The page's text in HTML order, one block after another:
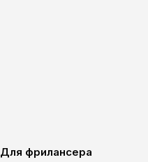
Для фрилансера